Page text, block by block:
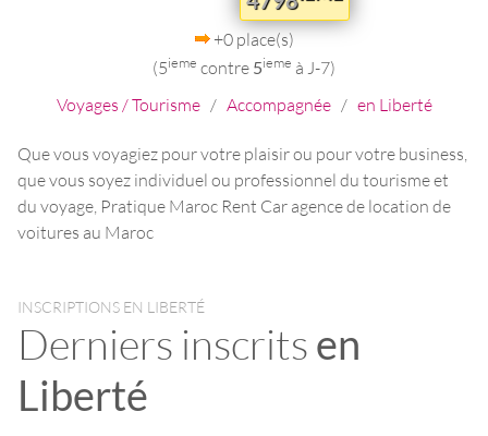
+0 place(s)
(5ieme contre 5ieme à J-7)
Voyages / Tourisme/ Accompagnée/ en Liberté
Que vous voyagiez pour votre plaisir ou pour votre business,
que vous soyez individuel ou professionnel du tourisme et
du voyage, Pratique Maroc Rent Car agence de location de
voitures au Maroc
INSCRIPTIONS EN LIBERTÉ
Derniers inscritsen
Liberté